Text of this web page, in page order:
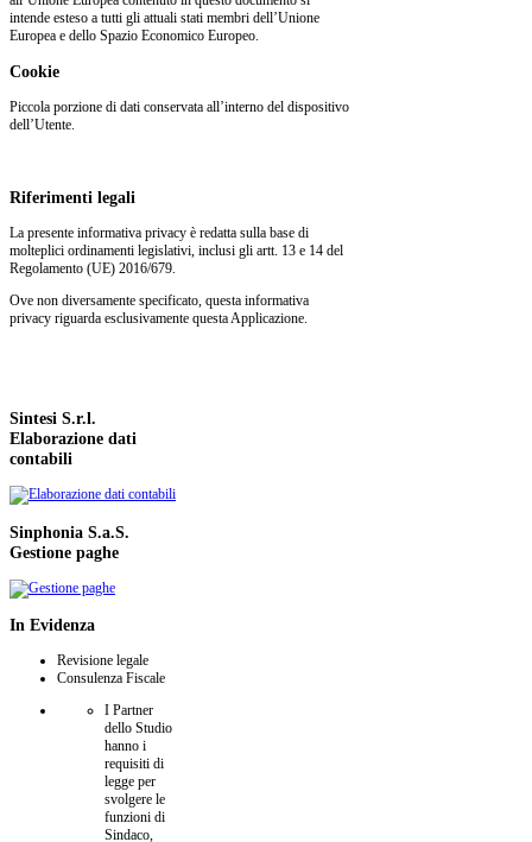
intende esteso a tutti gli attuali stati membri dell’Unione
Europea e dello Spazio Economico Europeo.
Cookie
Piccola porzione di dati conservata all’interno del dispositivo
dell’Utente.
Riferimenti legali
La presente informativa privacy è redatta sulla base di
molteplici ordinamenti legislativi, inclusi gli artt. 13 e 14 del
Regolamento (UE) 2016/679.
Ove non diversamente specificato, questa informativa
privacy riguarda esclusivamente questa Applicazione.
Sintesi S.r.l.
Elaborazione dati
contabili
Sinphonia S.a.S.
Gestione paghe
In Evidenza
Revisione legale
Consulenza Fiscale
I Partner
dello Studio
hanno i
requisiti di
legge per
svolgere le
funzioni di
Sindaco,